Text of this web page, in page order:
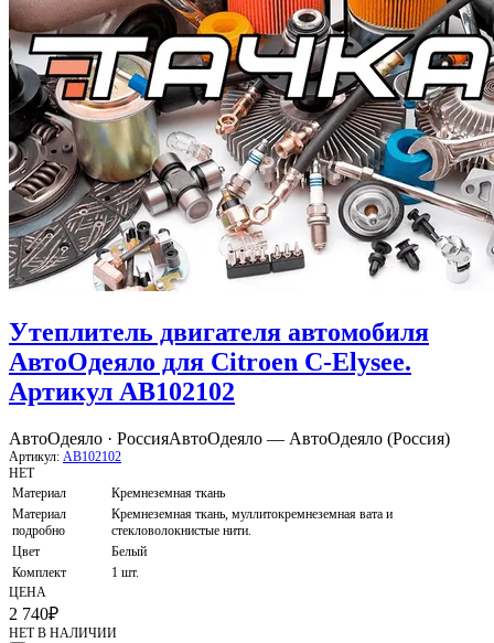
Утеплитель двигателя автомобиля
АвтоОдеяло для Citroen C-Elysee.
Артикул AB102102
АвтоОдеяло · РоссияАвтоОдеяло — АвтоОдеяло (Россия)
Артикул: AB102102
НЕТ
Материал
Кремнеземная ткань
Материал
подробно
Кремнеземная ткань, муллитокремнеземная вата и
стекловолокнистые нити.
Цвет
Белый
Комплект
1 шт.
ЦЕНА
2 740₽
НЕТ В НАЛИЧИИ